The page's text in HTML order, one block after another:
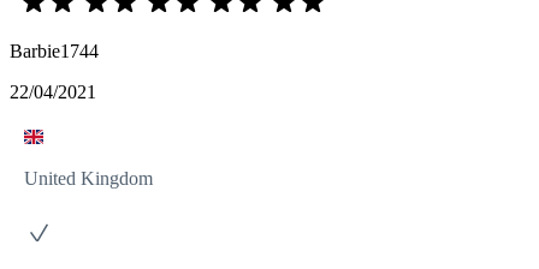
Barbie1744
22/04/2021
United Kingdom